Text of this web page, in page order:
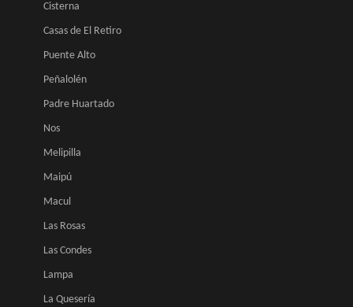
Cisterna
Casas de El Retiro
Puente Alto
Peñalolén
Padre Huartado
Nos
Melipilla
Maipú
Macul
Las Rosas
Las Condes
Lampa
La Quesería